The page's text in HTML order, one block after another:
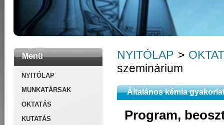
Menü
NYITÓLAP
MUNKATÁRSAK
OKTATÁS
KUTATÁS
NYITÓLAP >
szeminárium
Általános kémia
Program,